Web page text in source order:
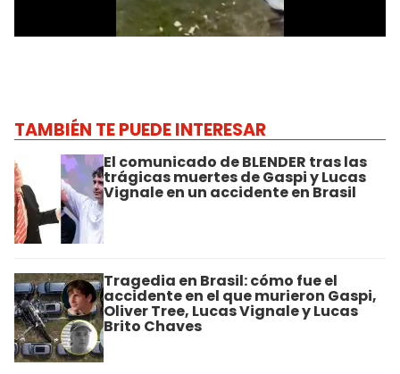
TAMBIÉN TE PUEDE INTERESAR
El comunicado de BLENDER tras las
trágicas muertes de Gaspi y Lucas
Vignale en un accidente en Brasil
Tragedia en Brasil: cómo fue el
accidente en el que murieron Gaspi,
Oliver Tree, Lucas Vignale y Lucas
Brito Chaves